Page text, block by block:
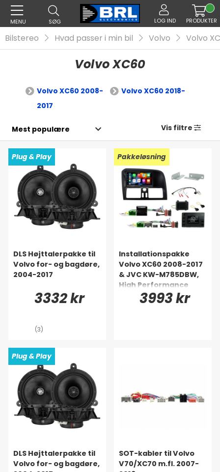
MENU SØG LOG IND PRODUKTER
Bilstereo Hvad passer i min bil Volvo Volvo
Volvo XC60
Volvo XC60 2008-
2017
Volvo XC60 2018-
Vis filtre
Plug & Play
DLS Højttalerpakke til
Volvo for- og bagdøre,
2004-2017
3332 kr
(3)
Pakkeløsning
Installationspakke
Volvo XC60 2008-2017
& JVC KW-M785DBW,
High Performance
3993 kr
Plug & Play
DLS Højttalerpakke til
Volvo for- og bagdøre,
SOT-kabler til Volvo
V70/XC70 m.fl. 2007-